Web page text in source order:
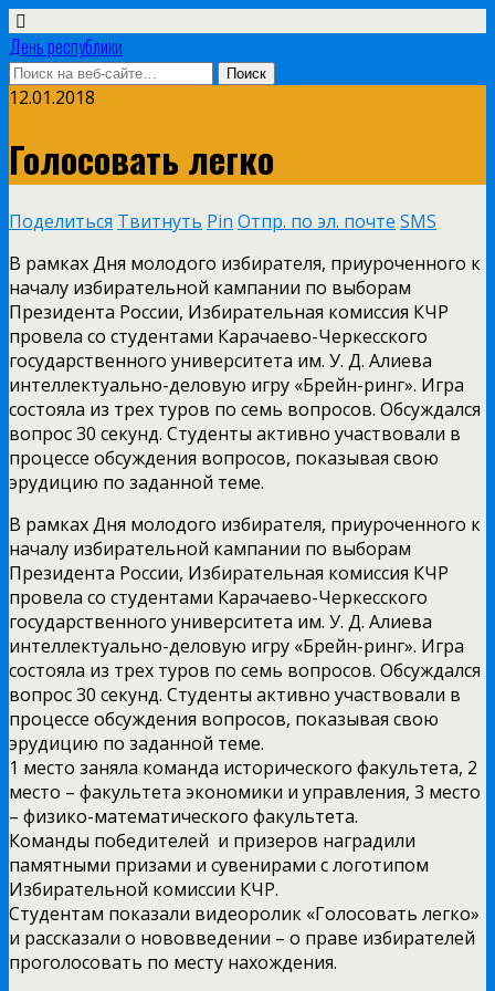
День республики
12.01.2018
Голосовать легко
Поделиться Твитнуть Pin Отпр. по эл. почте SMS
В рамках Дня молодого избирателя, приуроченного к
началу избирательной кампании по выборам
Президента России, Избирательная комиссия КЧР
провела со студентами Карачаево-Черкесского
государственного университета им. У. Д. Алиева
интеллектуально-деловую игру «Брейн-ринг». Игра
состояла из трех туров по семь вопросов. Обсуждался
вопрос 30 секунд. Студенты активно участвовали в
процессе обсуждения вопросов, показывая свою
эрудицию по заданной теме.
В рамках Дня молодого избирателя, приуроченного к
началу избирательной кампании по выборам
Президента России, Избирательная комиссия КЧР
провела со студентами Карачаево-Черкесского
государственного университета им. У. Д. Алиева
интеллектуально-деловую игру «Брейн-ринг». Игра
состояла из трех туров по семь вопросов. Обсуждался
вопрос 30 секунд. Студенты активно участвовали в
процессе обсуждения вопросов, показывая свою
эрудицию по заданной теме.
1 место заняла команда исторического факультета, 2
место – факультета экономики и управления, 3 место
– физико-математического факультета.
Команды победителей и призеров наградили
памятными призами и сувенирами с логотипом
Избирательной комиссии КЧР.
Студентам показали видеоролик «Голосовать легко»
и рассказали о нововведении – о праве избирателей
проголосовать по месту нахождения.